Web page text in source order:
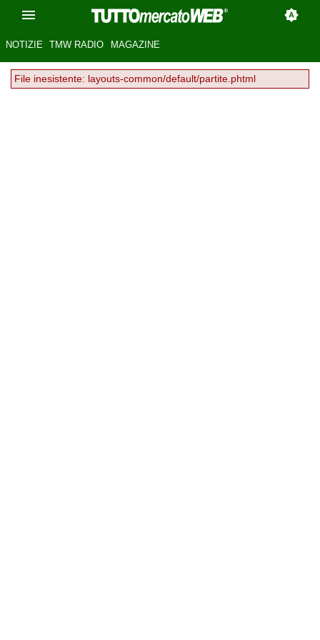
NOTIZIE TMW RADIO MAGAZINE
File inesistente: layouts-common/default/partite.phtml